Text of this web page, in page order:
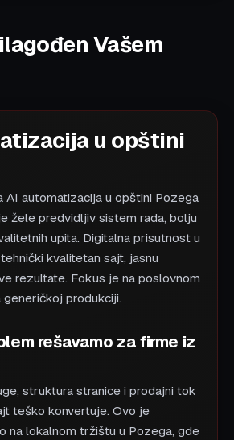
Vašem
u opštini
AI automatizacija u opštini Pozega
žele predvidljiv sistem rada, bolju
upita. Digitalna prisutnost u
kvalitetan sajt, jasnu
rezultate. Fokus je na poslovnom
generičkoj produkciji.
rešavamo za firme iz
struktura stranice i prodajni tok
teško konvertuje. Ovo je
na lokalnom tržištu u Pozega, gde